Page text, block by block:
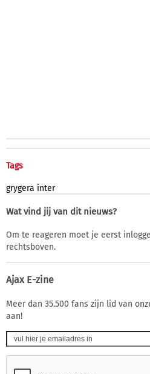
Tags
grygera inter
Wat vind jij van dit nieuws?
Om te reageren moet je eerst
rechtsboven.
Ajax E-zine
Meer dan 35.500 fans zijn lid van
aan!